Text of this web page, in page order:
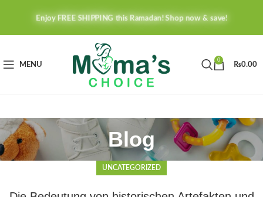
Enjoy FREE SHIPPING this Ramadan! Shop now & save!
MENU
0
₨0.00
Blog
UNCATEGORIZED